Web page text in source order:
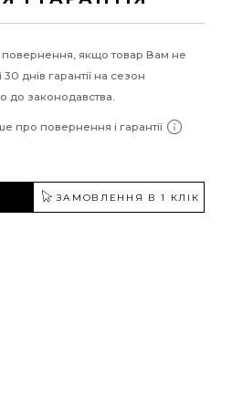
повернення, якщо товар Вам не
30 днів гарантії на сезон
до законодавства.
про повернення і гарантії
ЗАМОВЛЕННЯ В 1 КЛІК